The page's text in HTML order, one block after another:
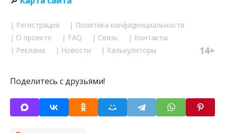
| Регистрация
| Политика конфиденциальности
| О проекте
| FAQ | Связь
| Контакты
| Реклама
| Новости | Калькуляторы 14+
Поделитесь с друзьями!